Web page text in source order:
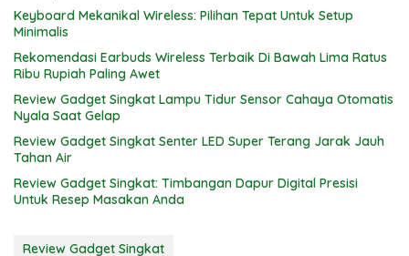
Keyboard Mekanikal Wireless: Pilihan Tepat Untuk Setup
Minimalis
Rekomendasi Earbuds Wireless Terbaik Di Bawah Lima Ratus
Ribu Rupiah Paling Awet
Review Gadget Singkat Lampu Tidur Sensor Cahaya Otomatis
Nyala Saat Gelap
Review Gadget Singkat Senter LED Super Terang Jarak Jauh
Tahan Air
Review Gadget Singkat: Timbangan Dapur Digital Presisi
Untuk Resep Masakan Anda
Review Gadget Singkat